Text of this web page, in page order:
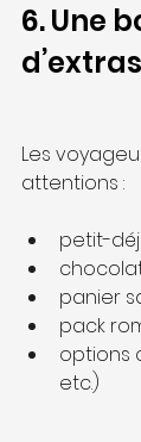
6. Une
Les
attentions :
petit-
panier
pack
options
etc.)